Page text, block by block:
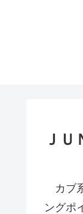
Ｊ
カブ
ングポ